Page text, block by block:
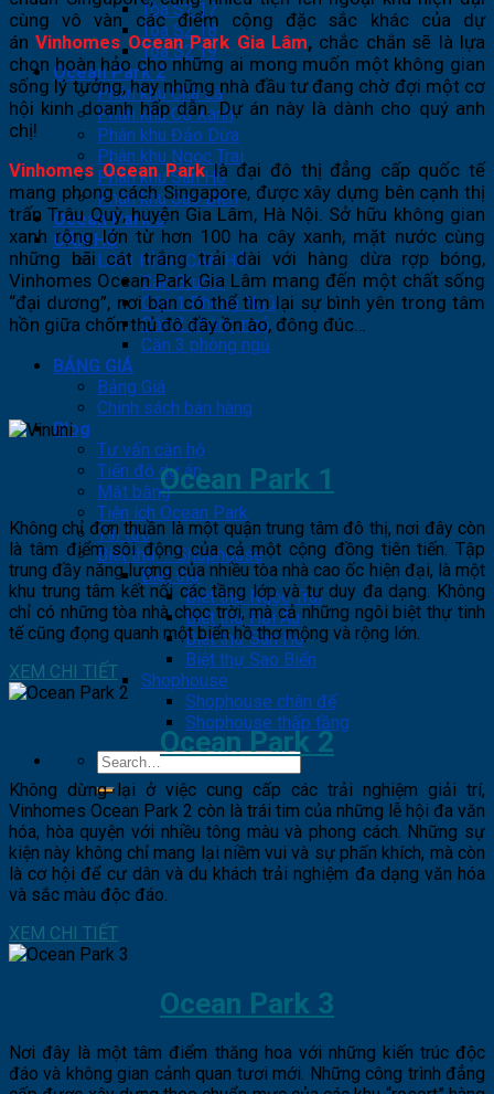
Tòa S2.17
Tòa S2.18
Tòa S2.19
Ocean Park 2
Phân khu Chà Là
Phân khu Cọ Xanh
Phân khu Đảo Dừa
Phân khu Ngọc Trai
Phân khu San Hô
Phân khu Sao Biển
Ocean Park 3
CĂN HỘ
LOẠI HÌNH CĂN HỘ
Căn Studio
Căn 1 Phòng Ngủ
Căn 2 phòng ngủ
Căn 3 phòng ngủ
BẢNG GIÁ
Bảng Giá
Chính sách bán hàng
Blog
Tư vấn căn hộ
Tiến độ dự án
Mặt bằng
Tiện ích Ocean Park
Tin tức
Biệt thự – Shophouse
Biệt thự
Biệt thự Ngọc Trai
Biệt thự Hải Âu
Biệt thự San Hô
Biệt thự Sao Biển
Shophouse
Shophouse chân đế
Shophouse thấp tầng
cùng vô vàn các điểm cộng đặc sắc khác của dự
ánVinhomes Ocean Park Gia Lâm, chắc chắn sẽ là lựa
chọn hoàn hảo cho những ai mong muốn một không gian
sống lý tưởng, hay những nhà đầu tư đang chờ đợi một cơ
hội kinh doanh hấp dẫn. Dự án này là dành cho quý anh
chị!
Vinhomes Ocean Parklà đại đô thị đẳng cấp quốc tế
mang phong cách Singapore, được xây dựng bên cạnh thị
trấn Trâu Quỳ, huyện Gia Lâm, Hà Nội. Sở hữu không gian
xanh rộng lớn từ hơn 100 ha cây xanh, mặt nước cùng
những bãi cát trắng trải dài với hàng dừa rợp bóng,
Vinhomes Ocean Park Gia Lâm mang đến một chất sống
“đại dương”, nơi bạn có thể tìm lại sự bình yên trong tâm
hồn giữa chốn thủ đô đầy ồn ào, đông đúc…
Ocean Park 1
Không chỉ đơn thuần là một quận trung tâm đô thị, nơi đây còn
là tâm điểm sôi động của cả một cộng đồng tiên tiến. Tập
trung đầy năng lượng của nhiều tòa nhà cao ốc hiện đại, là một
khu trung tâm kết nối các tầng lớp và tư duy đa dạng. Không
chỉ có những tòa nhà chọc trời, mà cả những ngôi biệt thự tinh
tế cũng đọng quanh một biển hồ thơ mộng và rộng lớn.
XEM CHI TIẾT
Ocean Park 2
Không dừng lại ở việc cung cấp các trải nghiệm giải trí,
Vinhomes Ocean Park 2 còn là trái tim của những lễ hội đa văn
hóa, hòa quyện với nhiều tông màu và phong cách. Những sự
kiện này không chỉ mang lại niềm vui và sự phấn khích, mà còn
là cơ hội để cư dân và du khách trải nghiệm đa dạng văn hóa
và sắc màu độc đáo.
XEM CHI TIẾT
Ocean Park 3
Nơi đây là một tâm điểm thăng hoa với những kiến trúc độc
đáo và không gian cảnh quan tươi mới. Những công trình đẳng